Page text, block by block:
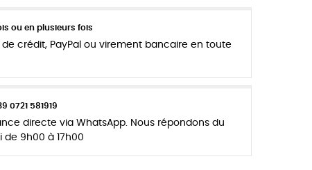
ou en plusieurs fois
crédit, PayPal ou virement bancaire en toute
0721 581919
directe via WhatsApp. Nous répondons du
de 9h00 à 17h00